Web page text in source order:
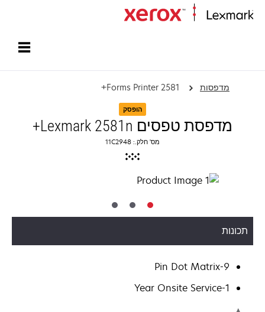
מדפסות Forms Printer 2581+
הופסק
מדפסת טפסים Lexmark 2581n+
מס' חלק.: 11C2948
תכונות
9-Pin Dot Matrix
1-Year Onsite Service